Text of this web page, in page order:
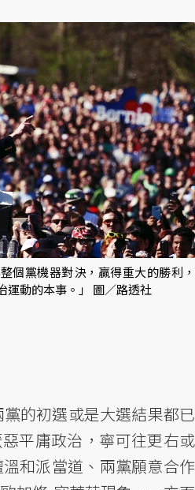
個黨機器對決，贏得重大的勝利，
運動的本事。」 圖／路透社
的初選或是大選結果都已
平庸政治，寧可往更右或
和派當道、兩黨願意合作